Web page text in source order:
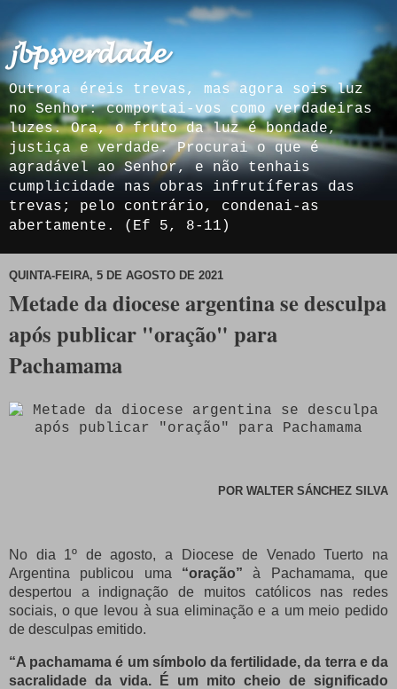
𝓳𝓫𝓹𝓼𝓿𝓮𝓻𝓭𝓪𝓭𝓮
Outrora éreis trevas, mas agora sois luz
no Senhor: comportai-vos como verdadeiras
luzes. Ora, o fruto da luz é bondade,
justiça e verdade. Procurai o que é
agradável ao Senhor, e não tenhais
cumplicidade nas obras infrutíferas das
trevas; pelo contrário, condenai-as
abertamente. (Ef 5, 8-11)
QUINTA-FEIRA, 5 DE AGOSTO DE 2021
Metade da diocese argentina se desculpa
após publicar "oração" para
Pachamama
POR WALTER SÁNCHEZ SILVA
No dia 1º de agosto, a Diocese de Venado Tuerto na
Argentina publicou uma “oração” à Pachamama, que
despertou a indignação de muitos católicos nas redes
sociais, o que levou à sua eliminação e a um meio pedido
de desculpas emitido.
“A pachamama é um símbolo da fertilidade, da terra e da
sacralidade da vida.
É um mito cheio de significado